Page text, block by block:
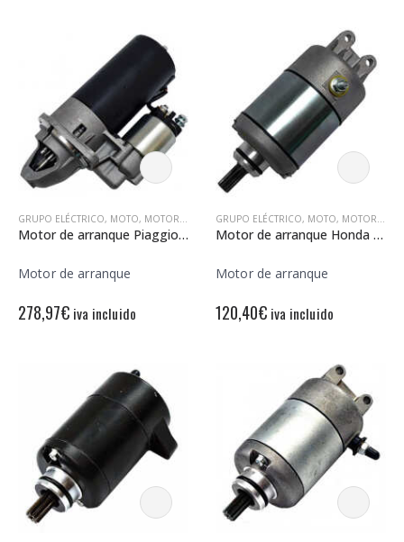
GRUPO ELÉCTRICO, MOTO, MOTORES DE ARRANQUE
Motor de arranque Piaggio Porter Quargo 500 12V / 1.6 Kw – 9 Dientes – Rotación derecha
Motor de arranque
278,97€ iva incluido
GRUPO ELÉCTRICO, MOTO, MOTORES DE ARRANQUE
Motor de arranque Honda Foresight 250 12V – 9 Dientes – Rotación derecha
Motor de arranque
120,40€ iva incluido